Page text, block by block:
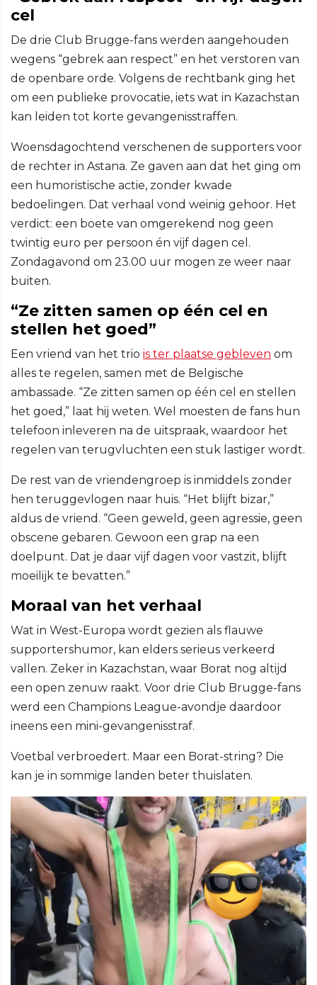
cel
De drie Club Brugge-fans werden aangehouden
wegens “gebrek aan respect” en het verstoren van
de openbare orde. Volgens de rechtbank ging het
om een publieke provocatie, iets wat in Kazachstan
kan leiden tot korte gevangenisstraffen.
Woensdagochtend verschenen de supporters voor
de rechter in Astana. Ze gaven aan dat het ging om
een humoristische actie, zonder kwade
bedoelingen. Dat verhaal vond weinig gehoor. Het
verdict: een boete van omgerekend nog geen
twintig euro per persoon én vijf dagen cel.
Zondagavond om 23.00 uur mogen ze weer naar
buiten.
“Ze zitten samen op één cel en
stellen het goed”
Een vriend van het trio is ter plaatse gebleven om
alles te regelen, samen met de Belgische
ambassade. “Ze zitten samen op één cel en stellen
het goed,” laat hij weten. Wel moesten de fans hun
telefoon inleveren na de uitspraak, waardoor het
regelen van terugvluchten een stuk lastiger wordt.
De rest van de vriendengroep is inmiddels zonder
hen teruggevlogen naar huis. “Het blijft bizar,”
aldus de vriend. “Geen geweld, geen agressie, geen
obscene gebaren. Gewoon een grap na een
doelpunt. Dat je daar vijf dagen voor vastzit, blijft
moeilijk te bevatten.”
Moraal van het verhaal
Wat in West-Europa wordt gezien als flauwe
supportershumor, kan elders serieus verkeerd
vallen. Zeker in Kazachstan, waar Borat nog altijd
een open zenuw raakt. Voor drie Club Brugge-fans
werd een Champions League-avondje daardoor
ineens een mini-gevangenisstraf.
Voetbal verbroedert. Maar een Borat-string? Die
kan je in sommige landen beter thuislaten.